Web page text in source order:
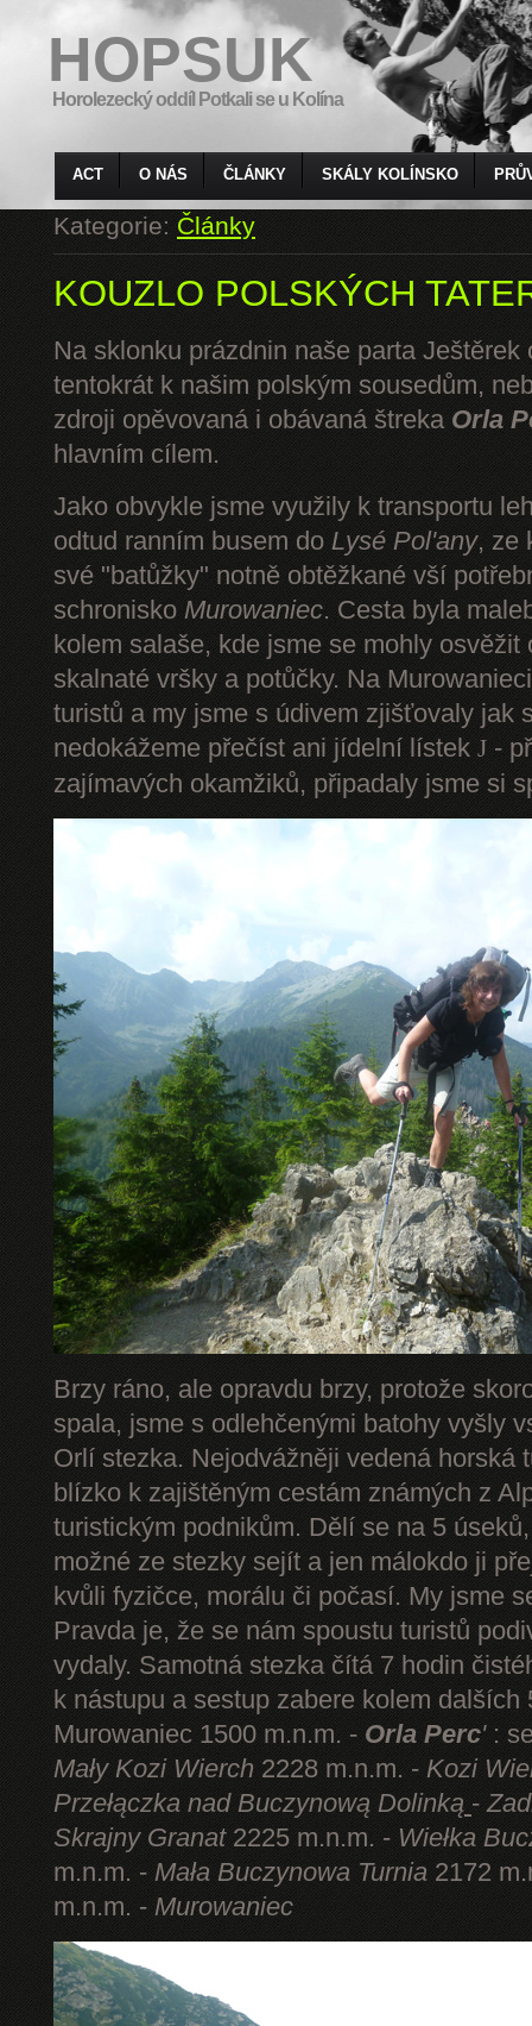
HOPSUK
Horolezecký oddíl Potkali se u Kolína
ACT O NÁS ČLÁNKY SKÁLY KOLÍNSKO
Kategorie:Články
KOUZLO POLSKÝCH
Na sklonku prázdnin naše parta Ještěrek
tentokrát k našim polským sousedům,
zdroji opěvovaná i obávaná štreka Orla
hlavním cílem.
Jako obvykle jsme využily k transportu
odtud ranním busem do Lysé Pol'any, ze
své "batůžky" notně obtěžkané vší
schronisko Murowaniec. Cesta byla
kolem salaše, kde jsme se mohly
skalnaté vršky a potůčky. Na
turistů a my jsme s údivem zjišťovaly jak
nedokážeme přečíst ani jídelní lístek J -
zajímavých okamžiků, připadaly jsme si
Brzy ráno, ale opravdu brzy, protože
spala, jsme s odlehčenými batohy vyšly
Orlí stezka. Nejodvážněji vedená horská
blízko k zajištěným cestám známých z
turistickým podnikům. Dělí se na 5
možné ze stezky sejít a jen málokdo ji
kvůli fyzičce, morálu či počasí. My jsme
Pravda je, že se nám spoustu turistů
vydaly. Samotná stezka čítá 7 hodin
k nástupu a sestup zabere kolem dalších
Murowaniec 1500 m.n.m. - Orla Perc':
Mały Kozi Wierch 2228 m.n.m. - Kozi
Przełączka nad Buczynową Dolinką -
Skrajny Granat2225 m.n.m. - Wiełka
m.n.m. - Mała Buczynowa Turnia 2172
m.n.m. - Murowaniec